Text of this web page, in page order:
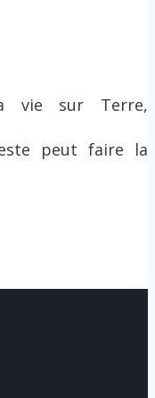
vie sur Terre,
peut faire la